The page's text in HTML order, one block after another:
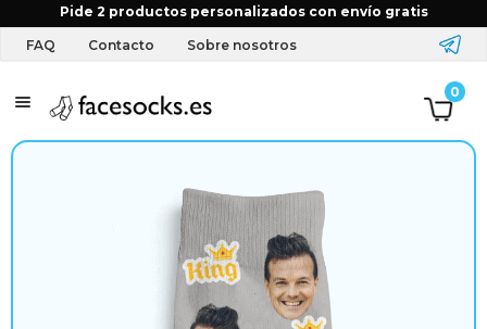
Pide 2 productos personalizados con envío gratis
FAQ Contacto Sobre nosotros
0
Inicio Tienda Calcetines Divertidos
Calcetines
personalizados – Rey
T
e